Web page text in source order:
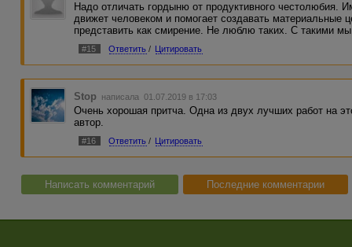
Надо отличать гордыню от продуктивного честолюбия.
движет человеком и помогает создавать материальные
представить как смирение. Не люблю таких. С такими
#15 Ответить / Цитировать
Stop написала 01.07.2019 в 17:03
Очень хорошая притча. Одна из двух лучших работ на
автор.
#16 Ответить / Цитировать
Написать комментарий Последние комментарии